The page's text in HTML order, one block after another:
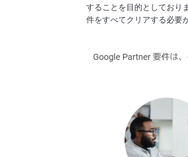
することを目的としており
件をすべてクリアする必要